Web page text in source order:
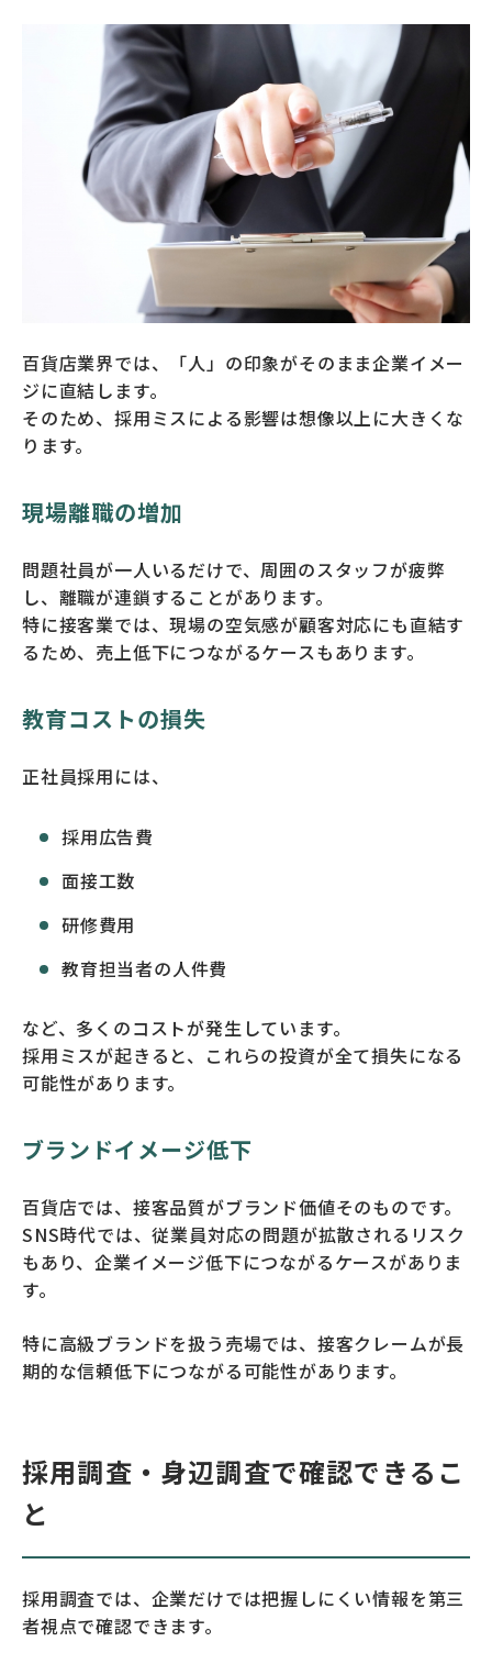
百貨店業界では、「人」の印象がそのまま企業イメー
ジに直結します。
そのため、採用ミスによる影響は想像以上に大きくな
ります。
現場離職の増加
問題社員が一人いるだけで、周囲のスタッフが疲弊
し、離職が連鎖することがあります。
特に接客業では、現場の空気感が顧客対応にも直結す
るため、売上低下につながるケースもあります。
教育コストの損失
正社員採用には、
採用広告費
面接工数
研修費用
教育担当者の人件費
など、多くのコストが発生しています。
採用ミスが起きると、これらの投資が全て損失になる
可能性があります。
ブランドイメージ低下
百貨店では、接客品質がブランド価値そのものです。
SNS時代では、従業員対応の問題が拡散されるリスク
もあり、企業イメージ低下につながるケースがありま
す。
特に高級ブランドを扱う売場では、接客クレームが長
期的な信頼低下につながる可能性があります。
採用調査・身辺調査で確認できるこ
と
採用調査では、企業だけでは把握しにくい情報を第三
者視点で確認できます。